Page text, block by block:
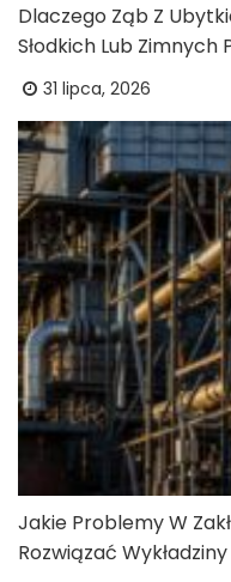
Dlaczego Ząb Z
Słodkich Lub Zimnych
31 lipca, 2026
Jakie Problemy W
Rozwiązać